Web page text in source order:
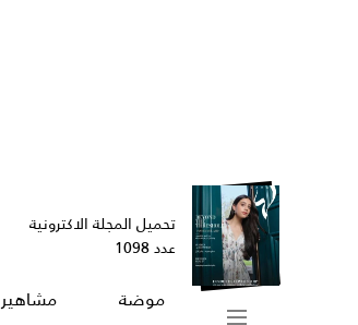
تحميل المجلة الاكترونية
عدد 1098
موضة مشاهير